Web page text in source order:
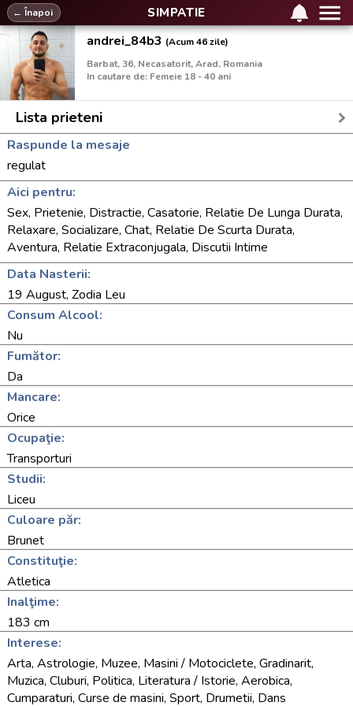
SIMPATIE
← Înapoi
andrei_84b3 (Acum 46 zile)
Barbat, 36, Necasatorit, Arad, Romania
In cautare de: Femeie 18 - 40 ani
Lista prieteni
Raspunde la mesaje
regulat
Aici pentru:
Sex, Prietenie, Distractie, Casatorie, Relatie De Lunga Durata,
Relaxare, Socializare, Chat, Relatie De Scurta Durata,
Aventura, Relatie Extraconjugala, Discutii Intime
Data Nasterii:
19 August, Zodia Leu
Consum Alcool:
Nu
Fumător:
Da
Mancare:
Orice
Ocupaţie:
Transporturi
Studii:
Liceu
Culoare păr:
Brunet
Constituţie:
Atletica
Inalţime:
183 cm
Interese:
Arta, Astrologie, Muzee, Masini / Motociclete, Gradinarit,
Muzica, Cluburi, Politica, Literatura / Istorie, Aerobica,
Cumparaturi, Curse de masini, Sport, Drumetii, Dans